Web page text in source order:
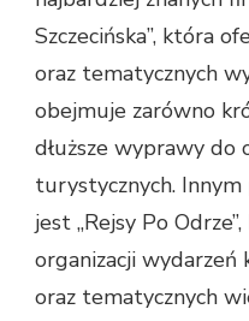
Szczecińska”, która
oraz tematycznych
obejmuje zarówno
dłuższe wyprawy do
turystycznych.
jest „Rejsy Po
organizacji wydarzeń
oraz tematycznych